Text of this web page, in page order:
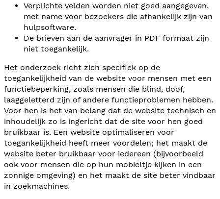
Verplichte velden worden niet goed aangegeven,
met name voor bezoekers die afhankelijk zijn van
hulpsoftware.
De brieven aan de aanvrager in PDF formaat zijn
niet toegankelijk.
Het onderzoek richt zich specifiek op de
toegankelijkheid van de website voor mensen met een
functiebeperking, zoals mensen die blind, doof,
laaggeletterd zijn of andere functieproblemen hebben.
Voor hen is het van belang dat de website technisch en
inhoudelijk zo is ingericht dat de site voor hen goed
bruikbaar is. Een website optimaliseren voor
toegankelijkheid heeft meer voordelen; het maakt de
website beter bruikbaar voor iedereen (bijvoorbeeld
ook voor mensen die op hun mobieltje kijken in een
zonnige omgeving) en het maakt de site beter vindbaar
in zoekmachines.